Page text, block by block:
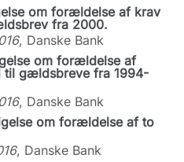
om forældelse af krav
fra 2000.
, Danske Bank
om forældelse af
gældsbreve fra 1994-
, Danske Bank
om forældelse af to
, Danske Bank